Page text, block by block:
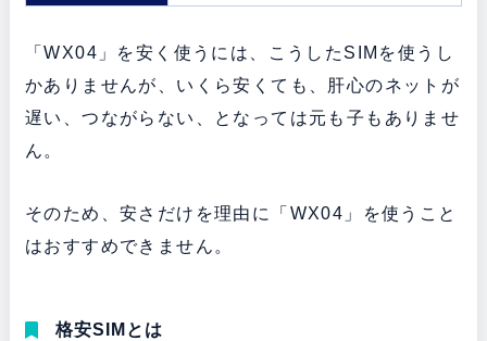
「WX04」を安く使うには、こうしたSIMを使うし
かありませんが、いくら安くても、肝心のネットが
遅い、つながらない、となっては元も子もありませ
ん。
そのため、安さだけを理由に「WX04」を使うこと
はおすすめできません。
格安SIMとは